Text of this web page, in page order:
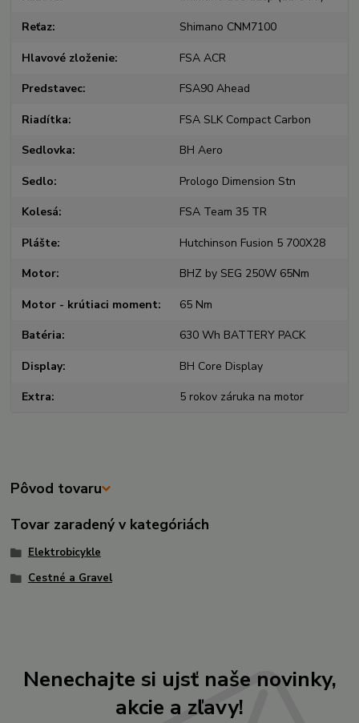
Reťaz Shimano CNM7100
Hlavové zloženie FSA ACR
Predstavec FSA90 Ahead
Riadítka FSA SLK Compact Carbon
Sedlovka BH Aero
Sedlo Prologo Dimension Stn
Kolesá FSA Team 35 TR
Plášte Hutchinson Fusion 5 700X28
Motor BHZ by SEG 250W 65Nm
Motor - krútiaci moment 65 Nm
Batéria 630 Wh BATTERY PACK
Display BH Core Display
Extra 5 rokov záruka na motor
Pôvod tovaru
Tovar zaradený v kategóriách
Elektrobicykle
Cestné a Gravel
Nenechajte si ujsť naše novinky,
akcie a zľavy!